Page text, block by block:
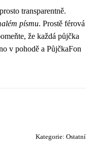
transparentně.
písmu. Prostě férová
že každá půjčka
v pohodě a PůjčkaFon
Kategorie: Ostatní